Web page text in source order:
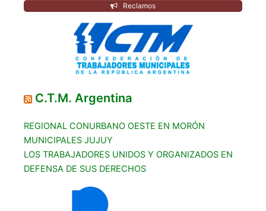
Reclamos
C.T.M. Argentina
REGIONAL CONURBANO OESTE EN MORÓN
MUNICIPALES JUJUY
LOS TRABAJADORES UNIDOS Y ORGANIZADOS EN
DEFENSA DE SUS DERECHOS